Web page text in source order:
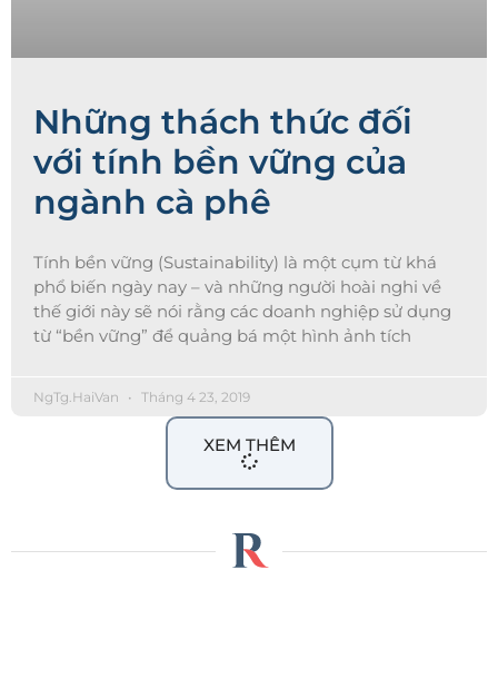
Những thách thức đối
với tính bền vững của
ngành cà phê
Tính bền vững (Sustainability) là một cụm từ khá
phổ biến ngày nay – và những người hoài nghi về
thế giới này sẽ nói rằng các doanh nghiệp sử dụng
từ “bền vững” để quảng bá một hình ảnh tích
NgTg.HaiVan Tháng 4 23, 2019
XEM THÊM